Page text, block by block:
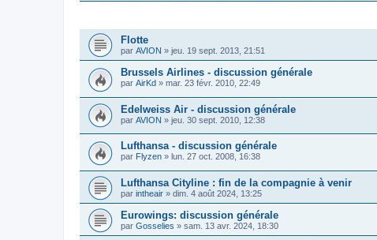
Flotte
par AVION » jeu. 19 sept. 2013, 21:51
Brussels Airlines - discussion générale
par AirKd » mar. 23 févr. 2010, 22:49
Edelweiss Air - discussion générale
par AVION » jeu. 30 sept. 2010, 12:38
Lufthansa - discussion générale
par Flyzen » lun. 27 oct. 2008, 16:38
Lufthansa Cityline : fin de la compagnie à venir
par intheair » dim. 4 août 2024, 13:25
Eurowings: discussion générale
par Gosselies » sam. 13 avr. 2024, 18:30